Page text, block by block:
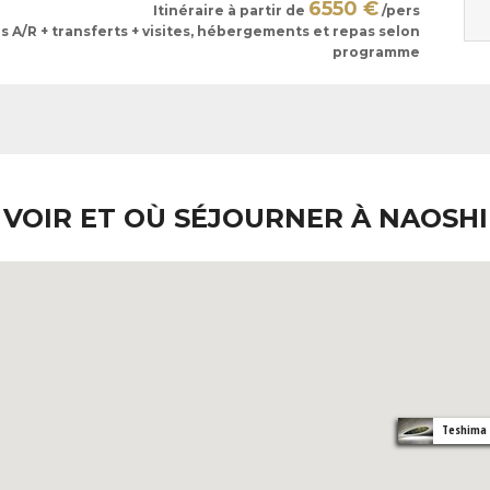
Itinéraire à partir de 6550 €/pers
A/R + transferts + visites, hébergements et repas selon
programme
ET OÙ SÉJOURNER À